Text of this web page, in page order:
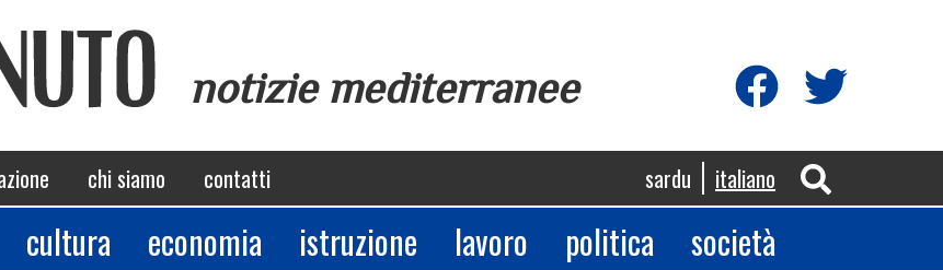
notizie mediterranee
chi siamo contatti sardu italiano
cultura economia istruzione lavoro politica società